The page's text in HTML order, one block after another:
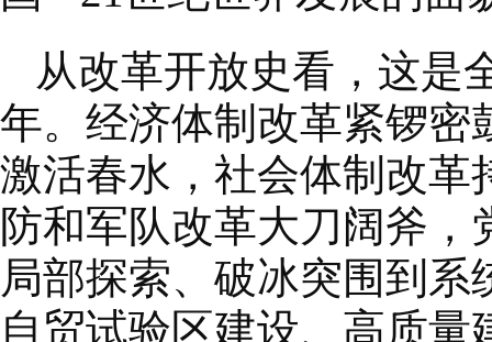
从改革开放史看，这是
年。经济体制改革紧锣密
激活春水，社会体制改革
防和军队改革大刀阔斧
局部探索、破冰突围到
自贸试验区建设、高质